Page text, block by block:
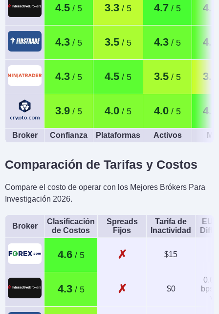
4.5 3.3 4.7 4.4
4.3 3.5 4.3 4.5
4.3 4.5 3.5 3.1
3.9 4.0 4.0 4.6
Broker Confianza Plataformas Activos
Comparación de Tarifas y Costos
Compare el costo de operar con los Mejores Brókers Para
Investigación 2026.
Broker
Clasificación
de Costos
Spreads
Fijos
Tarifa de
Inactividad
4.6 ✗ $15
4.3 ✗ $0
bps